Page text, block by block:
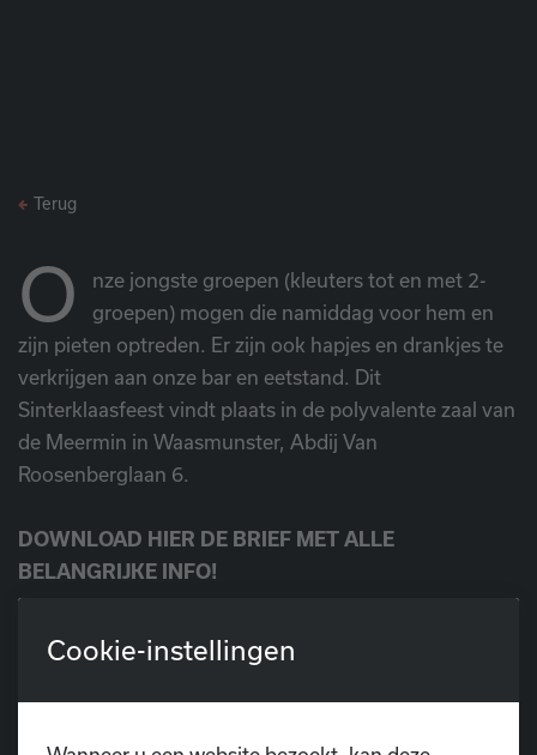
Terug
O
nze jongste groepen (kleuters tot en met 2-
groepen) mogen die namiddag voor hem en
zijn pieten optreden. Er zijn ook hapjes en drankjes te
verkrijgen aan onze bar en eetstand. Dit
Sinterklaasfeest vindt plaats in de polyvalente zaal van
de Meermin in Waasmunster, Abdij Van
Roosenberglaan 6.
DOWNLOAD HIER DE BRIEF MET ALLE
BELANGRIJKE INFO!
Cookie-instellingen